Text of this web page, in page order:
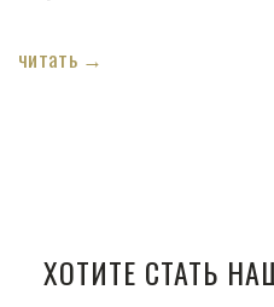
читать →
ХОТИТЕ СТАТЬ